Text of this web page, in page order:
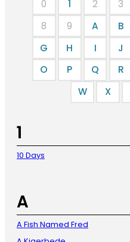
0 1 2 3
8
9 A B
G
H I J
O
P Q R
W
X
1
10 Days
A
A Fish Named Fred